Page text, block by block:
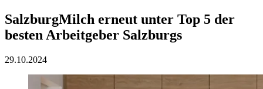
SalzburgMilch erneut unter Top 5 der
besten Arbeitgeber Salzburgs
29.10.2024